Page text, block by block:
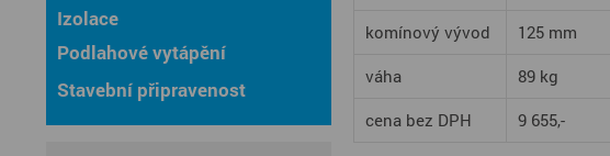
komínový vývod
125 mm
váha
89 kg
cena bez DPH
9 655,-
Izolace
Podlahové vytápění
Stavební připravenost